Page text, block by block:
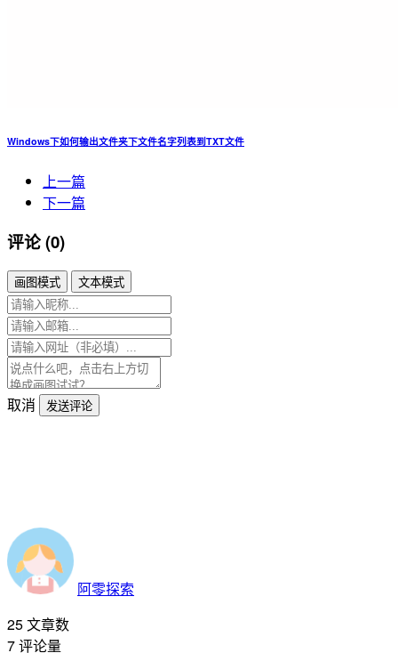
Windows下如何输出文件夹下文件名字列表到TXT文件
上一篇
下一篇
评论 (0)
画图模式 文本模式
取消 发送评论
阿零探索
25文章数
7评论量